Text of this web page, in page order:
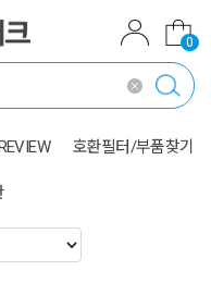
0
호환필터/부품찾기